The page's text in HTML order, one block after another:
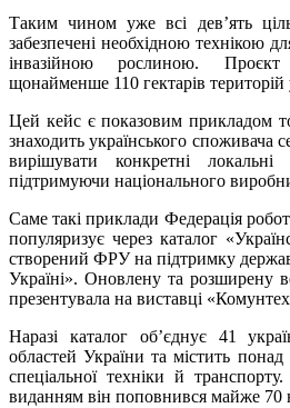
Таким чином уже всі дев’ять
забезпечені необхідною технікою
інвазійною рослиною.
щонайменше 110 гектарів територій
Цей кейс є показовим прикладом
знаходить українського споживача
вирішувати конкретні
підтримуючи національного
Саме такі приклади Федерація
популяризує через каталог
створений ФРУ на підтримку
Україні». Оновлену та розширену
презентувала на виставці
Наразі каталог об’єднує 41
областей України та містить
спеціальної техніки й
виданням він поповнився майже 70